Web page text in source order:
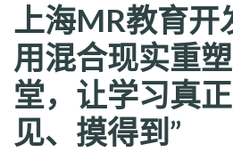
上海MR教育
用混合现实重
堂，让学习真
见、摸得到”